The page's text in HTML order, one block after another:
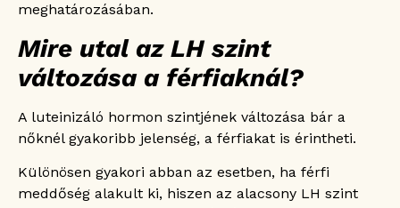
meghatározásában.
Mire utal az LH szint
változása a férfiaknál?
A luteinizáló hormon szintjének változása bár a
nőknél gyakoribb jelenség, a férfiakat is érintheti.
Különösen gyakori abban az esetben, ha férfi
meddőség alakult ki, hiszen az alacsony LH szint